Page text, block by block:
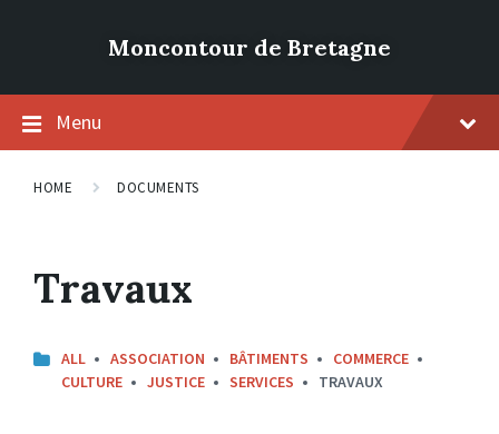
Moncontour de Bretagne
Menu
HOME DOCUMENTS
Travaux
CATEGORIES:
ALL ASSOCIATION BÂTIMENTS
COMMERCE
CULTURE
JUSTICE SERVICES TRAVAUX